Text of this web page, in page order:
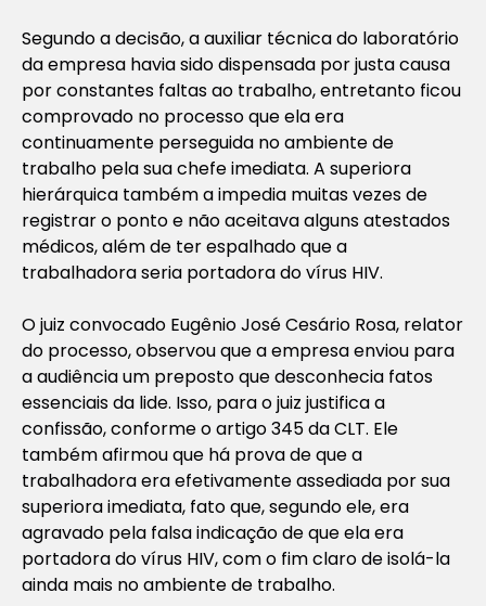
Segundo a decisão, a auxiliar técnica do laboratório
da empresa havia sido dispensada por justa causa
por constantes faltas ao trabalho, entretanto ficou
comprovado no processo que ela era
continuamente perseguida no ambiente de
trabalho pela sua chefe imediata. A superiora
hierárquica também a impedia muitas vezes de
registrar o ponto e não aceitava alguns atestados
médicos, além de ter espalhado que a
trabalhadora seria portadora do vírus HIV.
O juiz convocado Eugênio José Cesário Rosa, relator
do processo, observou que a empresa enviou para
a audiência um preposto que desconhecia fatos
essenciais da lide. Isso, para o juiz justifica a
confissão, conforme o artigo 345 da CLT. Ele
também afirmou que há prova de que a
trabalhadora era efetivamente assediada por sua
superiora imediata, fato que, segundo ele, era
agravado pela falsa indicação de que ela era
portadora do vírus HIV, com o fim claro de isolá-la
ainda mais no ambiente de trabalho.